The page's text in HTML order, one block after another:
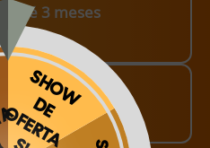
até 3 meses
em sua casa